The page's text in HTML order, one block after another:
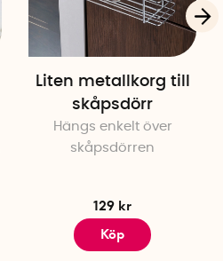
Liten metallkorg till
skåpsdörr
Hängs enkelt över
skåpsdörren
129 kr
Köp